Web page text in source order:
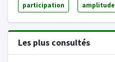
participation amplitude
Les plus consultés